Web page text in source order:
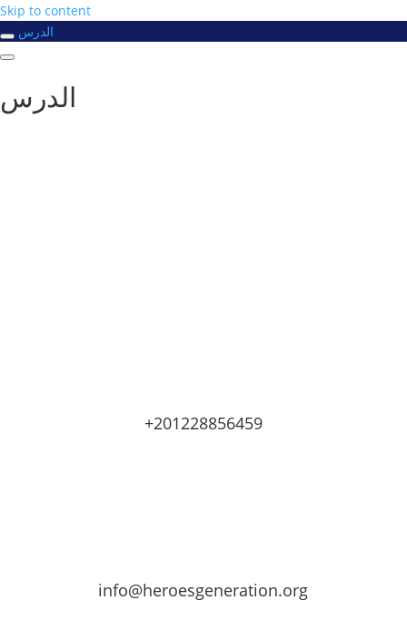
Skip to content
الدرس
الدرس
+201228856459
info@heroesgeneration.org